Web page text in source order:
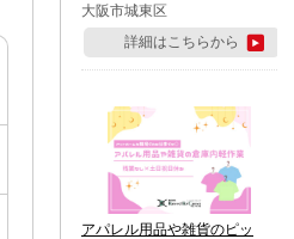
大阪市城東区
詳細はこちらから
アパレル用品や雑貨のピッ